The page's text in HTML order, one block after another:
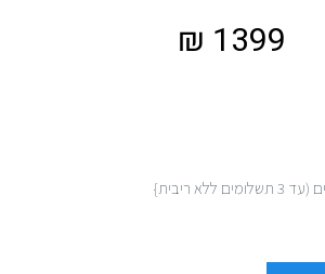
₪ 1399